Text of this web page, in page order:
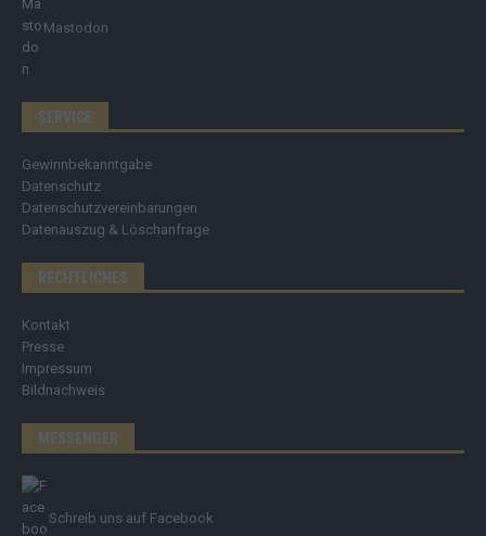
Mastodon
SERVICE
Gewinnbekanntgabe
Datenschutz
Datenschutzvereinbarungen
Datenauszug & Löschanfrage
RECHTLICHES
Kontakt
Presse
Impressum
Bildnachweis
MESSENGER
Schreib uns auf Facebook